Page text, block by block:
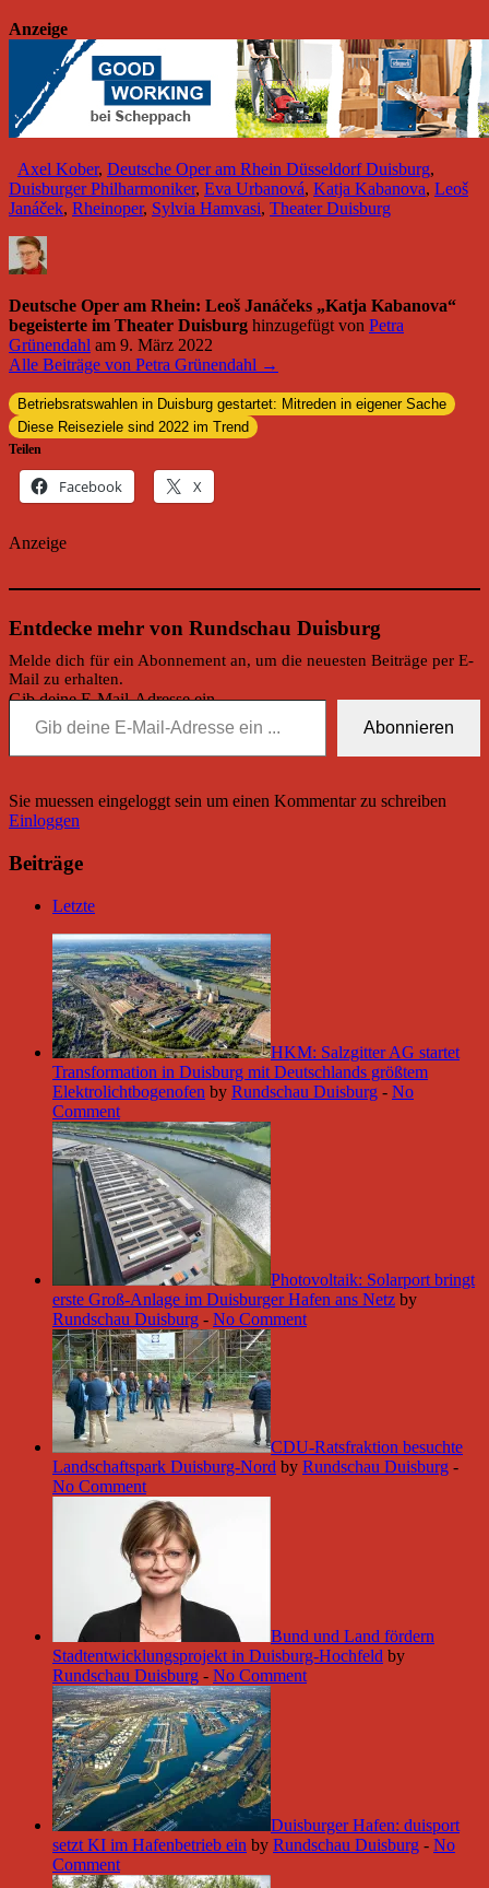
Anzeige
Axel Kober, Deutsche Oper am Rhein Düsseldorf Duisburg,
Duisburger Philharmoniker, Eva Urbanová, Katja Kabanova, Leoš
Janáček, Rheinoper, Sylvia Hamvasi, Theater Duisburg
Deutsche Oper am Rhein: Leoš Janáčeks „Katja Kabanova“
begeisterte im Theater Duisburg hinzugefügt von Petra
Grünendahl am 9. März 2022
Alle Beiträge von Petra Grünendahl →
Betriebsratswahlen in Duisburg gestartet: Mitreden in eigener Sache
Diese Reiseziele sind 2022 im Trend
Teilen
Facebook X
Anzeige
Entdecke mehr von Rundschau Duisburg
Melde dich für ein Abonnement an, um die neuesten Beiträge per E-
Mail zu erhalten.
Gib deine E-Mail-Adresse ein ...
Abonnieren
Sie muessen eingeloggt sein um einen Kommentar zu schreiben
Einloggen
Beiträge
Letzte
HKM: Salzgitter AG startet
Transformation in Duisburg mit Deutschlands größtem
Elektrolichtbogenofen by Rundschau Duisburg - No
Comment
Photovoltaik: Solarport bringt
erste Groß-Anlage im Duisburger Hafen ans Netz by
Rundschau Duisburg - No Comment
CDU-Ratsfraktion besuchte
Landschaftspark Duisburg-Nord by Rundschau Duisburg -
No Comment
Bund und Land fördern
Stadtentwicklungsprojekt in Duisburg-Hochfeld by
Rundschau Duisburg - No Comment
Duisburger Hafen: duisport
setzt KI im Hafenbetrieb ein by Rundschau Duisburg - No
Comment